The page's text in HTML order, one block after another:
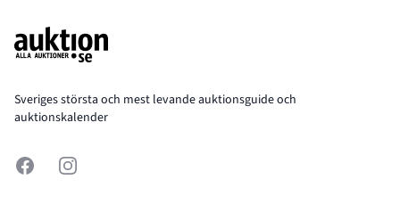
Sveriges största och mest levande auktionsguide och
auktionskalender
FacebookInstagram